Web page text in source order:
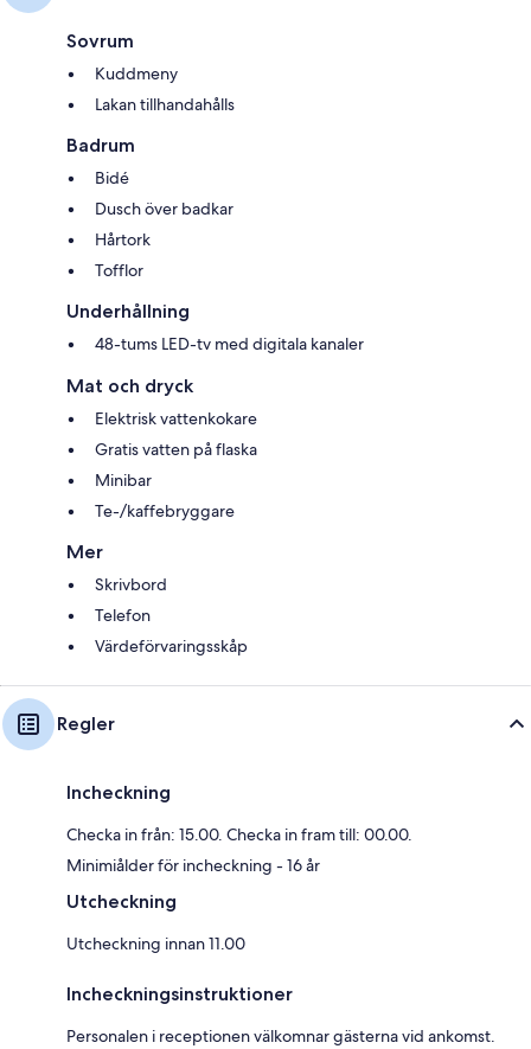
Sovrum
Kuddmeny
Lakan tillhandahålls
Badrum
Bidé
Dusch över badkar
Hårtork
Tofflor
Underhållning
48-tums LED-tv med digitala kanaler
Mat och dryck
Elektrisk vattenkokare
Gratis vatten på flaska
Minibar
Te-/kaffebryggare
Mer
Skrivbord
Telefon
Värdeförvaringsskåp
Regler
Incheckning
Checka in från: 15.00. Checka in fram till: 00.00.
Minimiålder för incheckning - 16 år
Utcheckning
Utcheckning innan 11.00
Incheckningsinstruktioner
Personalen i receptionen välkomnar gästerna vid ankomst.